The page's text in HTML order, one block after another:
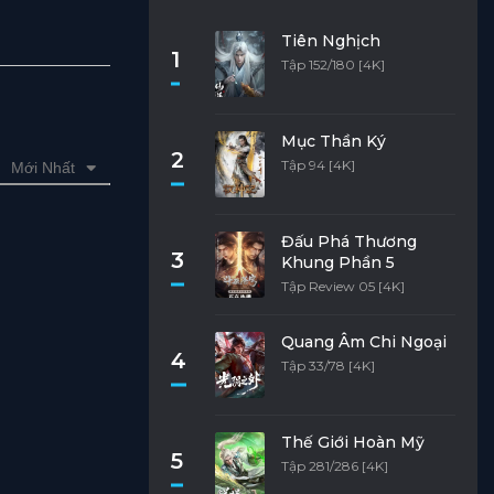
Mới Nhất
1
Tiên Nghịch
Tập 152/180 [4K]
2
Mục Thần Ký
Tập 94 [4K]
3
Đấu Phá Thương
Khung Phần 5
Tập Review 05 [4K]
4
Quang Âm Chi Ngoại
Tập 33/78 [4K]
5
Thế Giới Hoàn Mỹ
Tập 281/286 [4K]